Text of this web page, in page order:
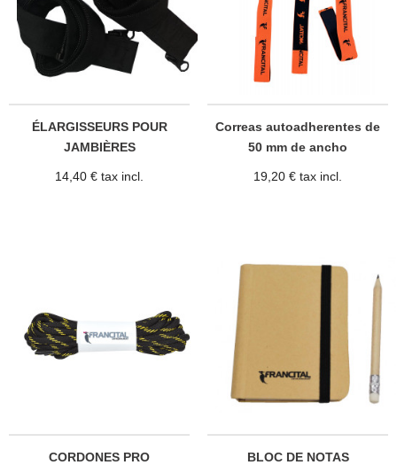
ÉLARGISSEURS POUR
JAMBIÈRES
14,40 € tax incl.
Correas autoadherentes de
50 mm de ancho
19,20 € tax incl.
CORDONES PRO BLOC DE NOTAS